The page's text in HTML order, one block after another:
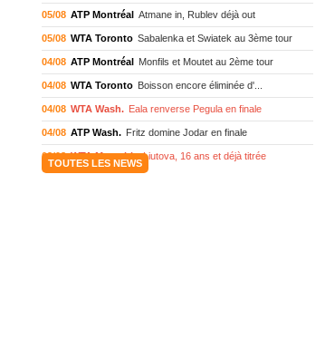
05/08 ATP Montréal Atmane in, Rublev déjà out
05/08 WTA Toronto Sabalenka et Swiatek au 3ème tour
04/08 ATP Montréal Monfils et Moutet au 2ème tour
04/08 WTA Toronto Boisson encore éliminée d'...
04/08 WTA Wash. Eala renverse Pegula en finale
04/08 ATP Wash. Fritz domine Jodar en finale
03/08 WTA Memphis Liutova, 16 ans et déjà titrée
TOUTES LES NEWS